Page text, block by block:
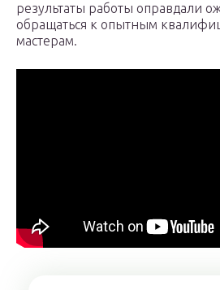
результаты работы оправдали
обращаться к опытным
мастерам.